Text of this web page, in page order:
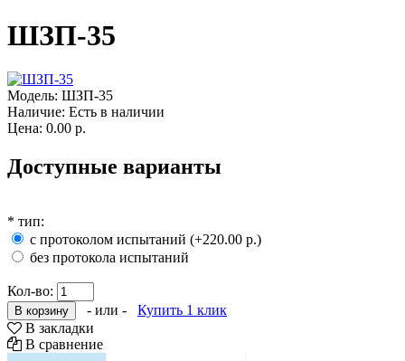
ШЗП-35
Модель: ШЗП-35
Наличие: Есть в наличии
Цена: 0.00 р.
Доступные варианты
* тип:
с протоколом испытаний (+220.00 р.)
без протокола испытаний
Кол-во:
- или -
Купить 1 клик
В закладки
В сравнение